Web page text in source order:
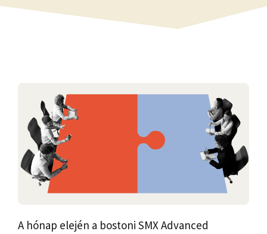
A hónap elején a bostoni SMX Advanced